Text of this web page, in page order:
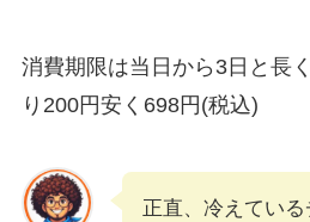
消費期限は当日から3日と長
り200円安く698円(税込)
正直、冷えてい